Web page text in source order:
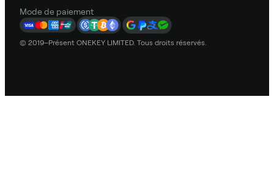
Mode de paiement
© 2019–Présent ONEKEY LIMITED. Tous droits réservés.